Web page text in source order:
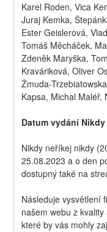
Karel Roden, Vica
Juraj Kemka,
Ester Geislerová,
Tomáš Měcháček,
Zdeněk Maryška,
Kraváriková, Oliver
Żmuda-
Kapsa, Michal Maléř,
Datum vydání
Nikdy neříkej nikdy
25.08.2023 a o den
dostupný také na
Následuje vysvětlení
našem webu z
které by vás mohly